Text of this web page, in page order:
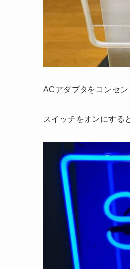
ACアダプタをコンセン
スイッチをオンにする